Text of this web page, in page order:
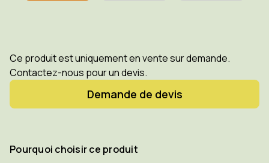
Ce produit est uniquement en vente sur demande.
Contactez-nous pour un devis.
Demande de devis
Pourquoi choisir ce produit